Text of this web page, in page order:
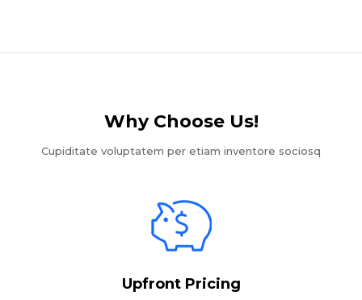
Why Choose Us!​
Cupiditate voluptatem per etiam inventore sociosq
Upfront Pricing